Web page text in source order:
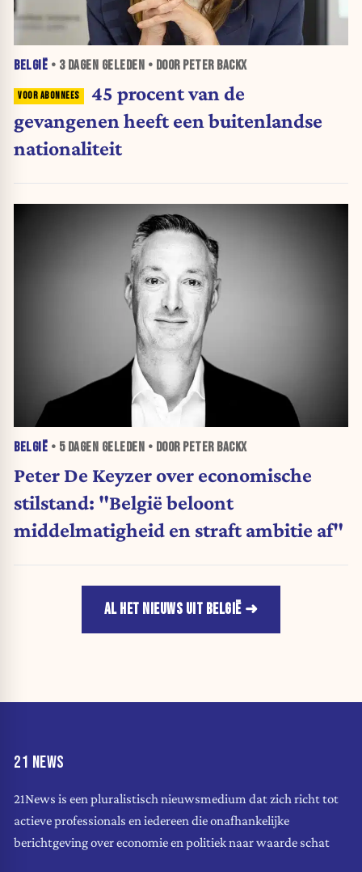
BELGIË • 3 DAGEN GELEDEN • DOOR PETER BACKX
45 procent van de
gevangenen heeft een buitenlandse
nationaliteit
BELGIË • 5 DAGEN GELEDEN • DOOR PETER BACKX
Peter De Keyzer over economische
stilstand: "België beloont
middelmatigheid en straft ambitie af"
AL HET NIEUWS UIT BELGIË
21 NEWS
21News is een pluralistisch nieuwsmedium dat zich richt tot
actieve professionals en iedereen die onafhankelijke
berichtgeving over economie en politiek naar waarde schat